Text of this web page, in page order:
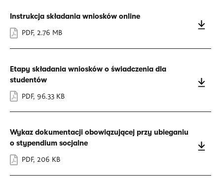
Instrukcja składania wniosków online
PDF, 2.76 MB
Etapy składania wniosków o świadczenia dla
studentów
PDF, 96.33 KB
Wykaz dokumentacji obowiązującej przy ubieganiu
o stypendium socjalne
PDF, 206 KB